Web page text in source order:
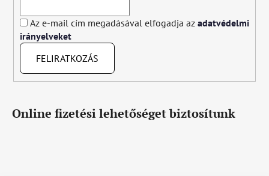
Az e-mail cím megadásával elfogadja az adatvédelmi
irányelveket
FELIRATKOZÁS
Online fizetési lehetőséget biztosítunk